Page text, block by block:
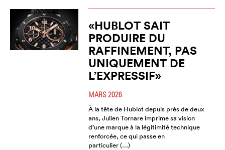
«HUBLOT SAIT
PRODUIRE DU
RAFFINEMENT, PAS
UNIQUEMENT DE
L’EXPRESSIF»
MARS 2026
À la tête de Hublot depuis près de deux
ans, Julien Tornare imprime sa vision
d’une marque à la légitimité technique
renforcée, ce qui passe en
particulier (…)